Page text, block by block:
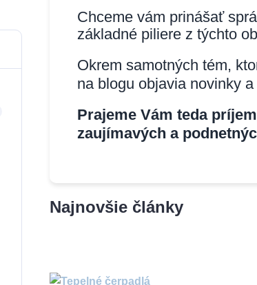
Chceme vám prinášať
základné piliere z týchto
Okrem samotných tém,
na blogu objavia novinky
Prajeme Vám teda
zaujímavých a
Najnovšie články